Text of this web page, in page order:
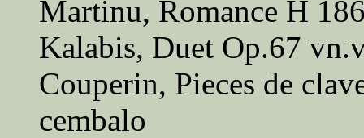
Martinu, Romance H
Kalabis, Duet Op.67
Couperin, Pieces de
cembalo